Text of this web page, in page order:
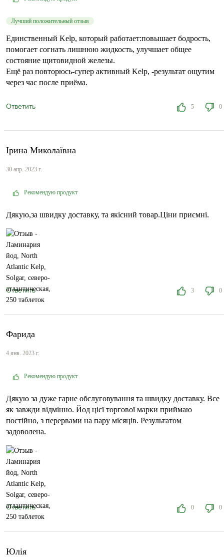
Лучший положительный отзыв
Единственный Kelp, который работает:повышает бодрость,
помогает согнать лишнюю жидкость, улучшает общее
состояние щитовидной железы.
Ещё раз повторюсь-супер активный Kelp, -результат ощутим
через час после приёма.
Ответить 5 0
Ірина Миколаївна
30 апр. 2023 г.
Рекомендую продукт
Дякую,за швидку доставку, та якісний товар.Ціни приємні.
Ответить 3 0
Фарида
4 янв. 2023 г.
Рекомендую продукт
Дякую за дуже гарне обслуговування та швидку доставку. Все
як завжди відмінно. Йод цієї торгової марки приймаю
постійно, з перервами на пару місяців. Результатом
задоволена.
Ответить 0 0
Юлія